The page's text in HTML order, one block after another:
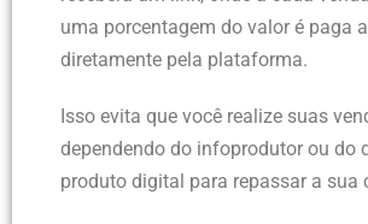
uma porcentagem do valor é paga
diretamente pela plataforma.
Isso evita que você realize suas
dependendo do infoprodutor ou do
produto digital para repassar a sua